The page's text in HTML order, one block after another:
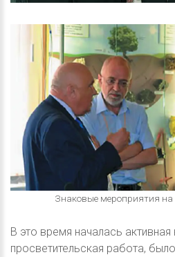
Знаковые мероприятия
В это время началась активная
просветительская работа,